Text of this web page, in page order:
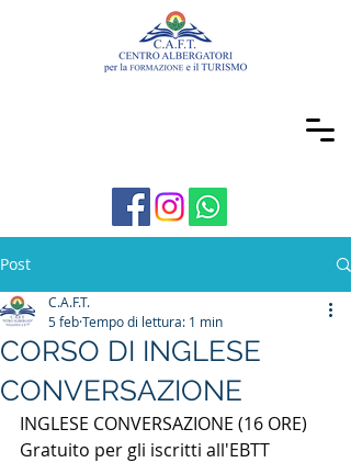
Post
CORSO DI INGLESE
CONVERSAZIONE
C.A.F.T.
5 febTempo di lettura: 1 min
INGLESE CONVERSAZIONE (16 ORE)
Gratuito per gli iscritti all'EBTT